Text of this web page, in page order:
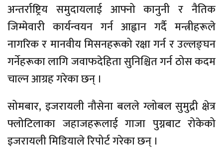
अन्तर्राष्ट्रिय समुदायलाई आफ्नो कानुनी र नैतिक
जिम्मेवारी कार्यन्वयन गर्न आह्वान गर्दै मन्त्रीहरूले
नागरिक र मानवीय मिसनहरूको रक्षा गर्न र उल्लङ्घन
गर्नेहरूका लागि जवाफदेहिता सुनिश्चित गर्न ठोस कदम
चाल्न आग्रह गरेका छन् ।
सोमबार, इजरायली नौसेना बलले ग्लोबल सुमुद्री क्षेत्र
फ्लोटिलाका जहाजहरूलाई गाजा पुग्नबाट रोकेको
इजरायली मिडियाले रिपोर्ट गरेका छन् ।